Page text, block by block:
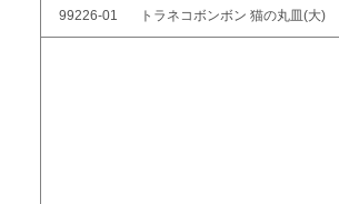
99226-01 トラネコボンボン 猫の丸皿(大)